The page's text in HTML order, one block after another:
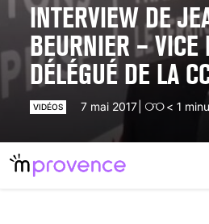
INTERVIEW DE
BEURNIER – VICE
DÉLÉGUÉ DE LA
VIDÉOS 7 mai 2017 < 1